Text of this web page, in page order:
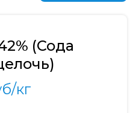
(Сода
кг